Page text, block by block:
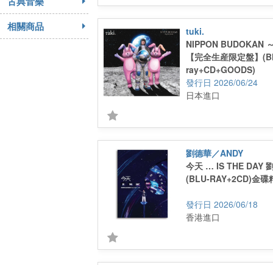
相關商品
tuki.
NIPPON BUDOKAN
【完全生産限定盤】
ray+CD+GOODS)
2026/06/24
日本進口
劉德華／ANDY
今天 … IS THE DAY
(BLU-RAY+2CD)金碟
2026/06/18
香港進口